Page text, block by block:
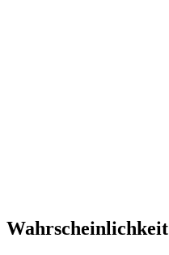
Wahrscheinlichkeit